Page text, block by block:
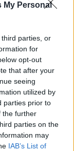
My Personal
parties, or
for
opt-out
that after your
seeing
utilized by
parties prior to
the further
parties on the
may
IAB’s List of
a